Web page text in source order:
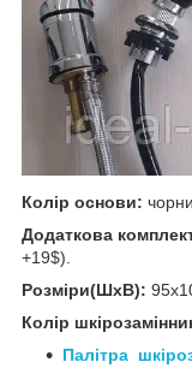
Колір основи:
Додаткова
+19$).
Розміри(ШхВ):
Колір
Палітра